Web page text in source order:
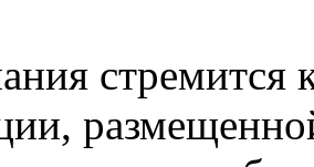
стремится